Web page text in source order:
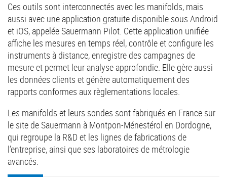
Ces outils sont interconnectés avec les manifolds, mais
aussi avec une application gratuite disponible sous Android
et iOS, appelée Sauermann Pilot. Cette application unifiée
affiche les mesures en temps réel, contrôle et configure les
instruments à distance, enregistre des campagnes de
mesure et permet leur analyse approfondie. Elle gère aussi
les données clients et génère automatiquement des
rapports conformes aux règlementations locales.
Les manifolds et leurs sondes sont fabriqués en France sur
le site de Sauermann à Montpon-Ménestérol en Dordogne,
qui regroupe la R&D et les lignes de fabrications de
l’entreprise, ainsi que ses laboratoires de métrologie
avancés.